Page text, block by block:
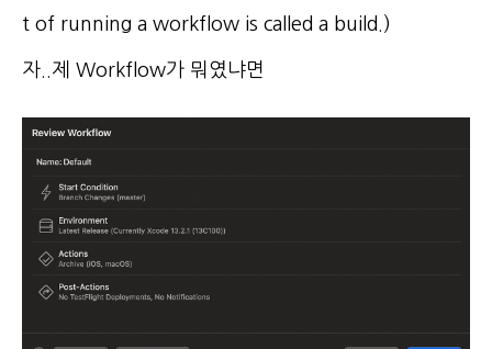
t of running a workflow is called a build.)
자..제 Workflow가 뭐였냐면